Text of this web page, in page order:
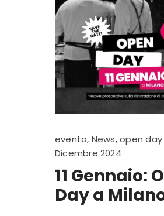
evento, News,open day
Dicembre 2024
11 Gennaio:
Day a